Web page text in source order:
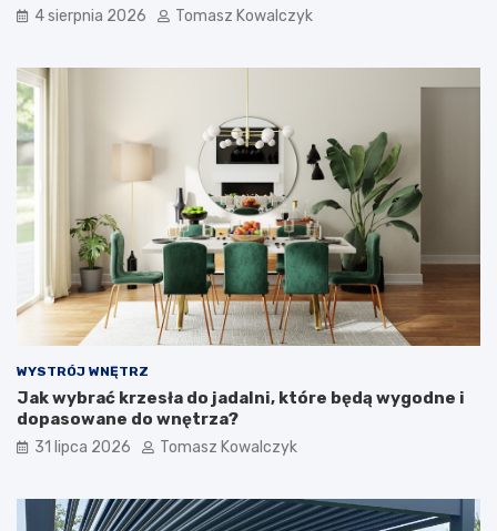
4 sierpnia 2026 Tomasz Kowalczyk
WYSTRÓJ WNĘTRZ
Jak wybrać krzesła do jadalni, które będą wygodne i
dopasowane do wnętrza?
31 lipca 2026 Tomasz Kowalczyk